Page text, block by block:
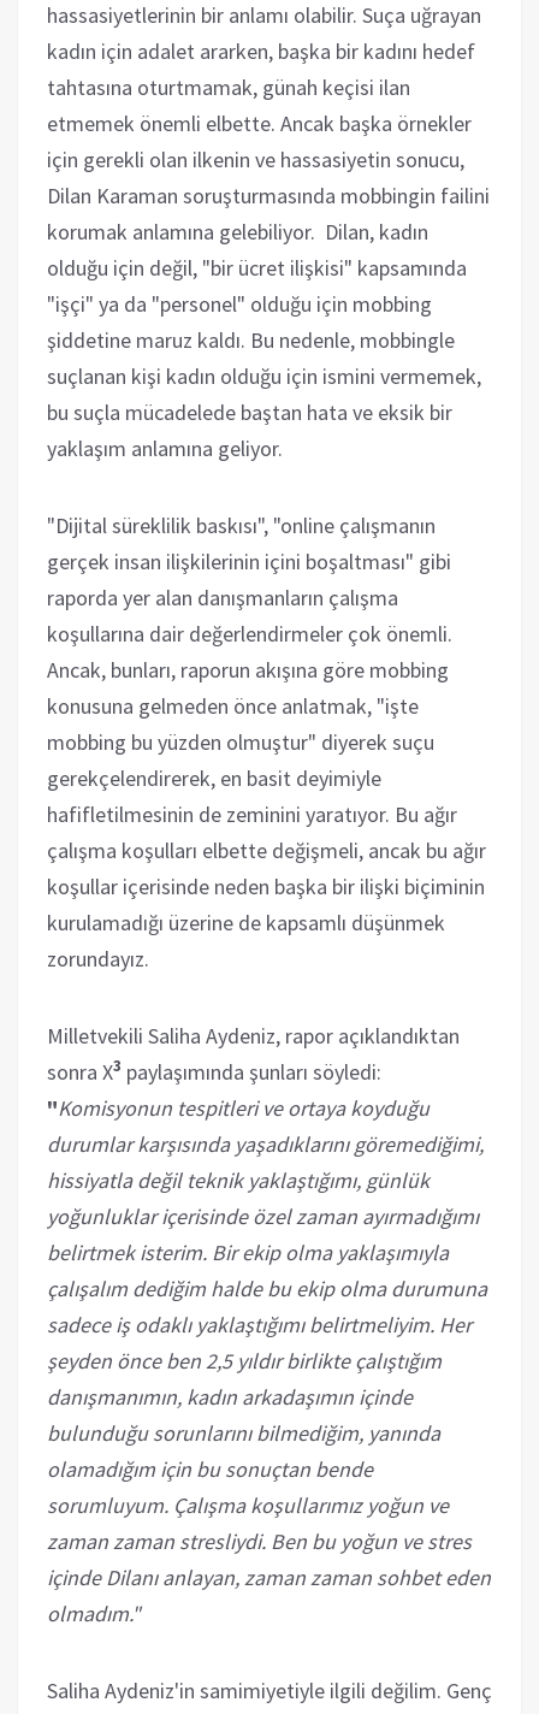
hassasiyetlerinin bir anlamı olabilir. Suça uğrayan
kadın için adalet ararken, başka bir kadını hedef
tahtasına oturtmamak, günah keçisi ilan
etmemek önemli elbette. Ancak başka örnekler
için gerekli olan ilkenin ve hassasiyetin sonucu,
Dilan Karaman soruşturmasında mobbingin failini
korumak anlamına gelebiliyor. Dilan, kadın
olduğu için değil, "bir ücret ilişkisi" kapsamında
"işçi" ya da "personel" olduğu için mobbing
şiddetine maruz kaldı. Bu nedenle, mobbingle
suçlanan kişi kadın olduğu için ismini vermemek,
bu suçla mücadelede baştan hata ve eksik bir
yaklaşım anlamına geliyor.
"Dijital süreklilik baskısı", "online çalışmanın
gerçek insan ilişkilerinin içini boşaltması" gibi
raporda yer alan danışmanların çalışma
koşullarına dair değerlendirmeler çok önemli.
Ancak, bunları, raporun akışına göre mobbing
konusuna gelmeden önce anlatmak, "işte
mobbing bu yüzden olmuştur" diyerek suçu
gerekçelendirerek, en basit deyimiyle
hafifletilmesinin de zeminini yaratıyor. Bu ağır
çalışma koşulları elbette değişmeli, ancak bu ağır
koşullar içerisinde neden başka bir ilişki biçiminin
kurulamadığı üzerine de kapsamlı düşünmek
zorundayız.
Milletvekili Saliha Aydeniz, rapor açıklandıktan
sonra X3 paylaşımında şunları söyledi:
"Komisyonun tespitleri ve ortaya koyduğu
durumlar karşısında yaşadıklarını göremediğimi,
hissiyatla değil teknik yaklaştığımı, günlük
yoğunluklar içerisinde özel zaman ayırmadığımı
belirtmek isterim. Bir ekip olma yaklaşımıyla
çalışalım dediğim halde bu ekip olma durumuna
sadece iş odaklı yaklaştığımı belirtmeliyim. Her
şeyden önce ben 2,5 yıldır birlikte çalıştığım
danışmanımın, kadın arkadaşımın içinde
bulunduğu sorunlarını bilmediğim, yanında
olamadığım için bu sonuçtan bende
sorumluyum. Çalışma koşullarımız yoğun ve
zaman zaman stresliydi. Ben bu yoğun ve stres
içinde Dilanı anlayan, zaman zaman sohbet eden
olmadım."
Saliha Aydeniz'in samimiyetiyle ilgili değilim. Genç